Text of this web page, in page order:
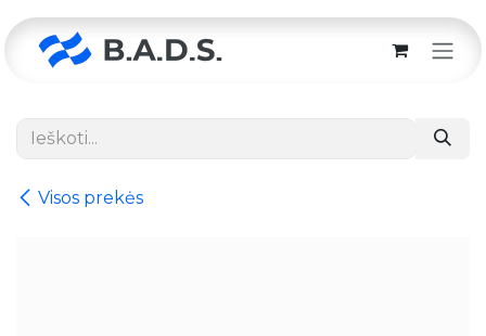
Visos prekės